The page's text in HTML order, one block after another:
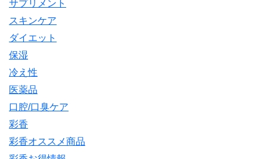
サプリメント
スキンケア
ダイエット
保湿
冷え性
医薬品
口腔/口臭ケア
彩香
彩香オススメ商品